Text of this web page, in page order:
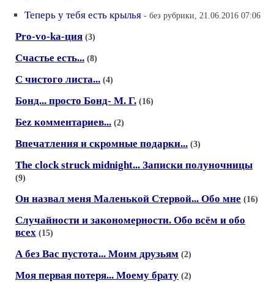
Теперь у тебя есть крылья - без рубрики, 21.06.2016 07:06
Pro-vo-ka-ция (3)
Счастье есть... (8)
С чистого листа... (4)
Бонд... просто Бонд- М. Г. (16)
Беz комментариев... (2)
Впечатления и скромные подарки... (3)
The clock struck midnight... Записки полуночницы
(9)
Он назвал меня Маленькой Стервой... Обо мне (16)
Случайности и закономерности. Обо всём и обо
всех (15)
А без Вас пустота... Моим друзьям (2)
Моя первая потеря... Моему брату (2)